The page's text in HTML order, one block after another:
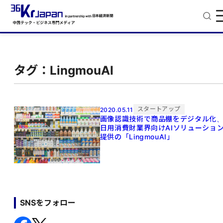
タグ：LingmouAI
2020.05.11 スタートアップ
画像認識技術で商品棚をデジタル化
日用消費財業界向けAIソリューショ
提供の「LingmouAI」
SNSをフォロー